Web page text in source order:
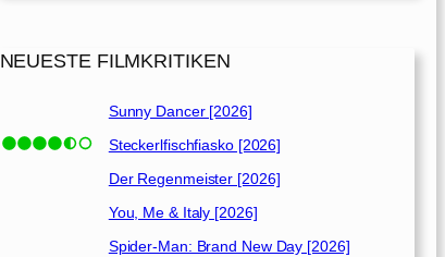
NEUESTE FILMKRITIKEN
Sunny Dancer [2026]
Steckerlfischfiasko [2026]
Der Regenmeister [2026]
You, Me & Italy [2026]
Spider-Man: Brand New Day [2026]